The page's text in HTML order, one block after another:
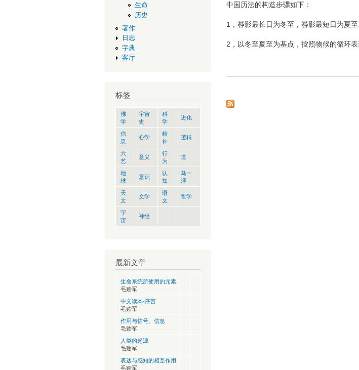
生命
历史
著作
日志
字典
客厅
标签
佛
学
宇宙
史
科
学
进化
信
息
心学
精
神
逻辑
六
艺
意义
行
为
道
地
球
意识
认
知
马一
浮
天
文
文学
语
文
哲学
宇
宙
神经
最新文章
生命系统所使用的元素
毛贻军
中文读本-序言
毛贻军
作用与信号、信息
毛贻军
人类的起源
毛贻军
表达与感知的相互作用
毛贻军
中国历法的构造步骤如下：
1，晷影最长日为冬至，晷影最短日为夏至
2，以冬至夏至为基点，按照物候的循环